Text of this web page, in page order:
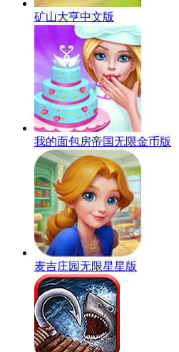
矿山大亨中文版
我的面包房帝国无限金币版
麦吉庄园无限星星版